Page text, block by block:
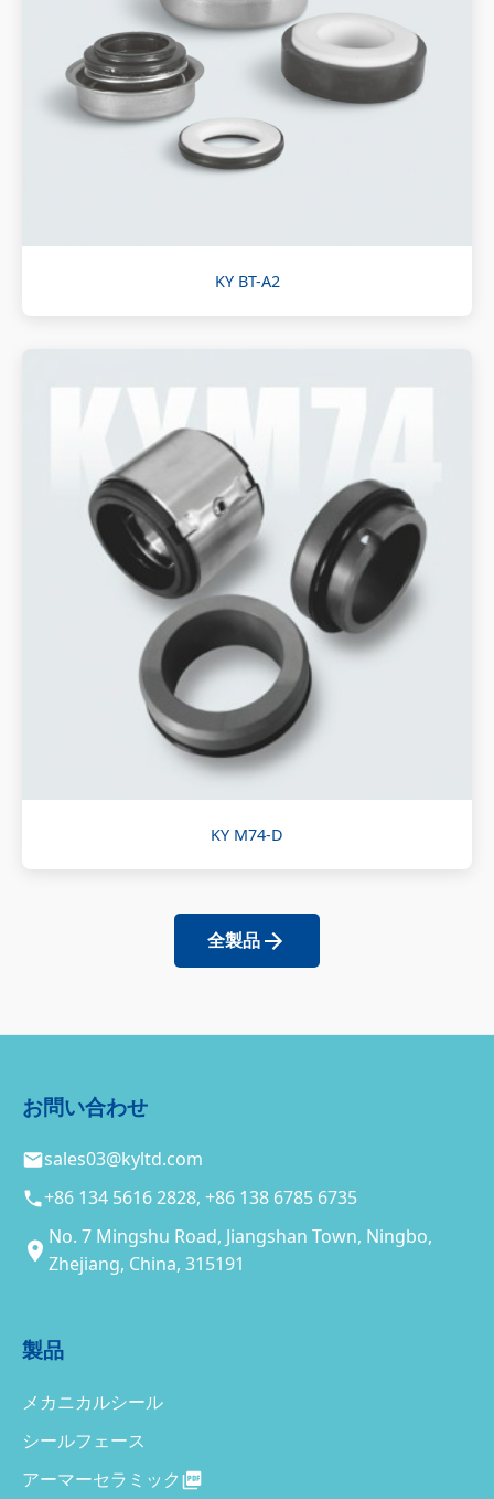
KY BT-A2
KY M74-D
全製品
お問い合わせ
sales03@kyltd.com
+86 134 5616 2828, +86 138 6785 6735
No. 7 Mingshu Road, Jiangshan Town, Ningbo,
Zhejiang, China, 315191
製品
メカニカルシール
シールフェース
アーマーセラミック